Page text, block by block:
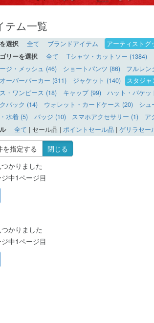
テム一覧
選択 全て ブランドアイテム アーティストグ
リーを選択
全て Tシャツ・カットソー (1384)
ジ・メッシュ (46)
ショートパンツ (86) フルレン
ーバーパーカー (311)
ジャケット (140) スタジャ
・ワンピース (18)
キャップ (99) ハット・バケッ
パック (14)
ウォレット・カードケース (20) シュ
水着 (5)
バッジ (10) スマホアクセサリー (1) ア
全て | セール品 | ポイントセール品 | ゲリラセー
を指定する
閉じる
かりました
中1ページ目
かりました
中1ページ目